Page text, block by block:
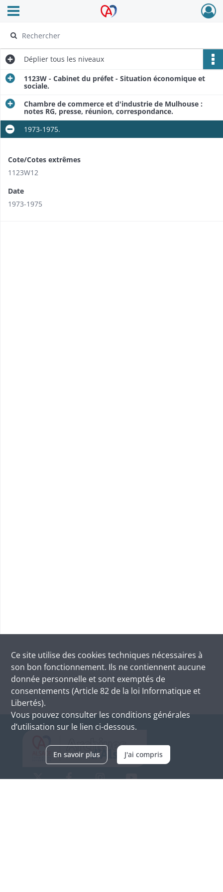
Archives Alsace - Colmar
Ouvrir le menu déroulant
Déplier tous les niveaux
1123W - Cabinet du préfet - Situation économique et
sociale.
Chambre de commerce et d'industrie de Mulhouse :
notes RG, presse, réunion, correspondance.
1973-1975.
Cote/Cotes extrêmes
1123W12
Date
1973-1975
Ce site utilise des cookies techniques nécessaires à
son bon fonctionnement. Ils ne contiennent aucune
donnée personnelle et sont exemptés de
consentements (Article 82 de la loi Informatique et
Libertés).
Vous pouvez consulter les conditions générales
d’utilisation sur le lien ci-dessous.
En savoir plus J'ai compris